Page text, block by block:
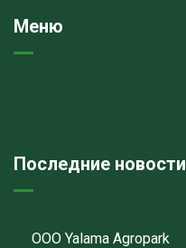
Меню
Последние новости
ООО Yalama Agropark